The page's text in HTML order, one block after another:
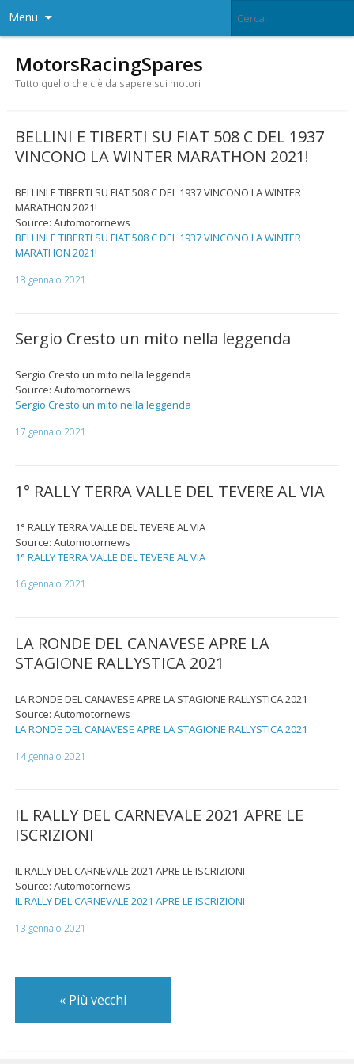
Menu
MotorsRacingSpares
Tutto quello che c'è da sapere sui motori
BELLINI E TIBERTI SU FIAT 508 C DEL 1937
VINCONO LA WINTER MARATHON 2021!
BELLINI E TIBERTI SU FIAT 508 C DEL 1937 VINCONO LA WINTER
MARATHON 2021!
Source: Automotornews
BELLINI E TIBERTI SU FIAT 508 C DEL 1937 VINCONO LA WINTER
MARATHON 2021!
18 gennaio 2021
Sergio Cresto un mito nella leggenda
Sergio Cresto un mito nella leggenda
Source: Automotornews
Sergio Cresto un mito nella leggenda
17 gennaio 2021
1° RALLY TERRA VALLE DEL TEVERE AL VIA
1° RALLY TERRA VALLE DEL TEVERE AL VIA
Source: Automotornews
1° RALLY TERRA VALLE DEL TEVERE AL VIA
16 gennaio 2021
LA RONDE DEL CANAVESE APRE LA
STAGIONE RALLYSTICA 2021
LA RONDE DEL CANAVESE APRE LA STAGIONE RALLYSTICA 2021
Source: Automotornews
LA RONDE DEL CANAVESE APRE LA STAGIONE RALLYSTICA 2021
14 gennaio 2021
IL RALLY DEL CARNEVALE 2021 APRE LE
ISCRIZIONI
IL RALLY DEL CARNEVALE 2021 APRE LE ISCRIZIONI
Source: Automotornews
IL RALLY DEL CARNEVALE 2021 APRE LE ISCRIZIONI
13 gennaio 2021
«Più vecchi